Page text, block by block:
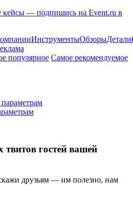
кейсы — подпишись на Event.ru в
ИнструментыОбзорыДетали
популярное Самое рекомендуемое
гостей вашей
друзьям — им полезно, нам